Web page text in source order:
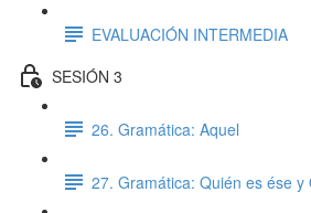
EVALUACIÓN INTERMEDIA
SESIÓN 3
26. Gramática: Aquel
27. Gramática: Quién es ése y